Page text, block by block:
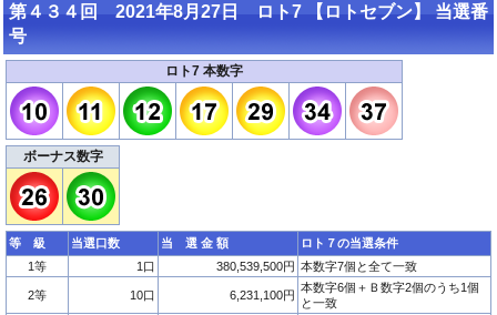
第４３４回 2021年8月27日 ロト7 【ロトセブン】 当選番
号
ロト7 本数字
ボーナス数字
等 級 当選口数 当 選 金 額
ロト７の当選条件
1等
1口 380,539,500円 本数字7個と全て一致
2等 10口 6,231,100円
本数字6個＋Ｂ数字2個のうち1個
と一致